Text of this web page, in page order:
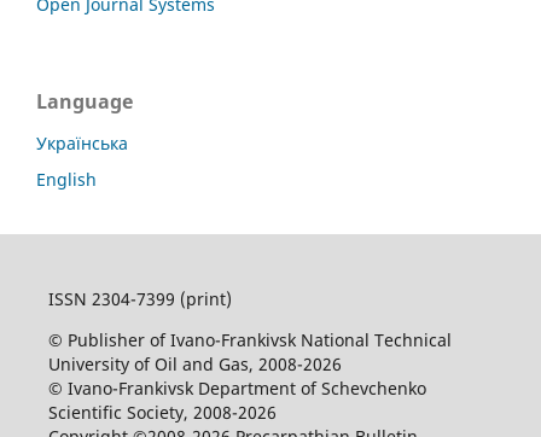
Language
Українська
English
ISSN 2304-7399 (print)
© Publisher of Ivano-Frankivsk National Technical
University of Oil and Gas, 2008-2026
© Ivano-Frankivsk Department of Schevchenko
Scientific Society, 2008-2026